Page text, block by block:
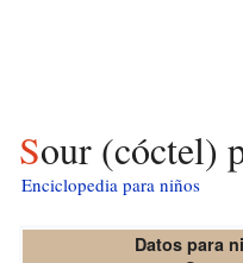
Sour (cóctel)
Enciclopedia para niños
Datos para